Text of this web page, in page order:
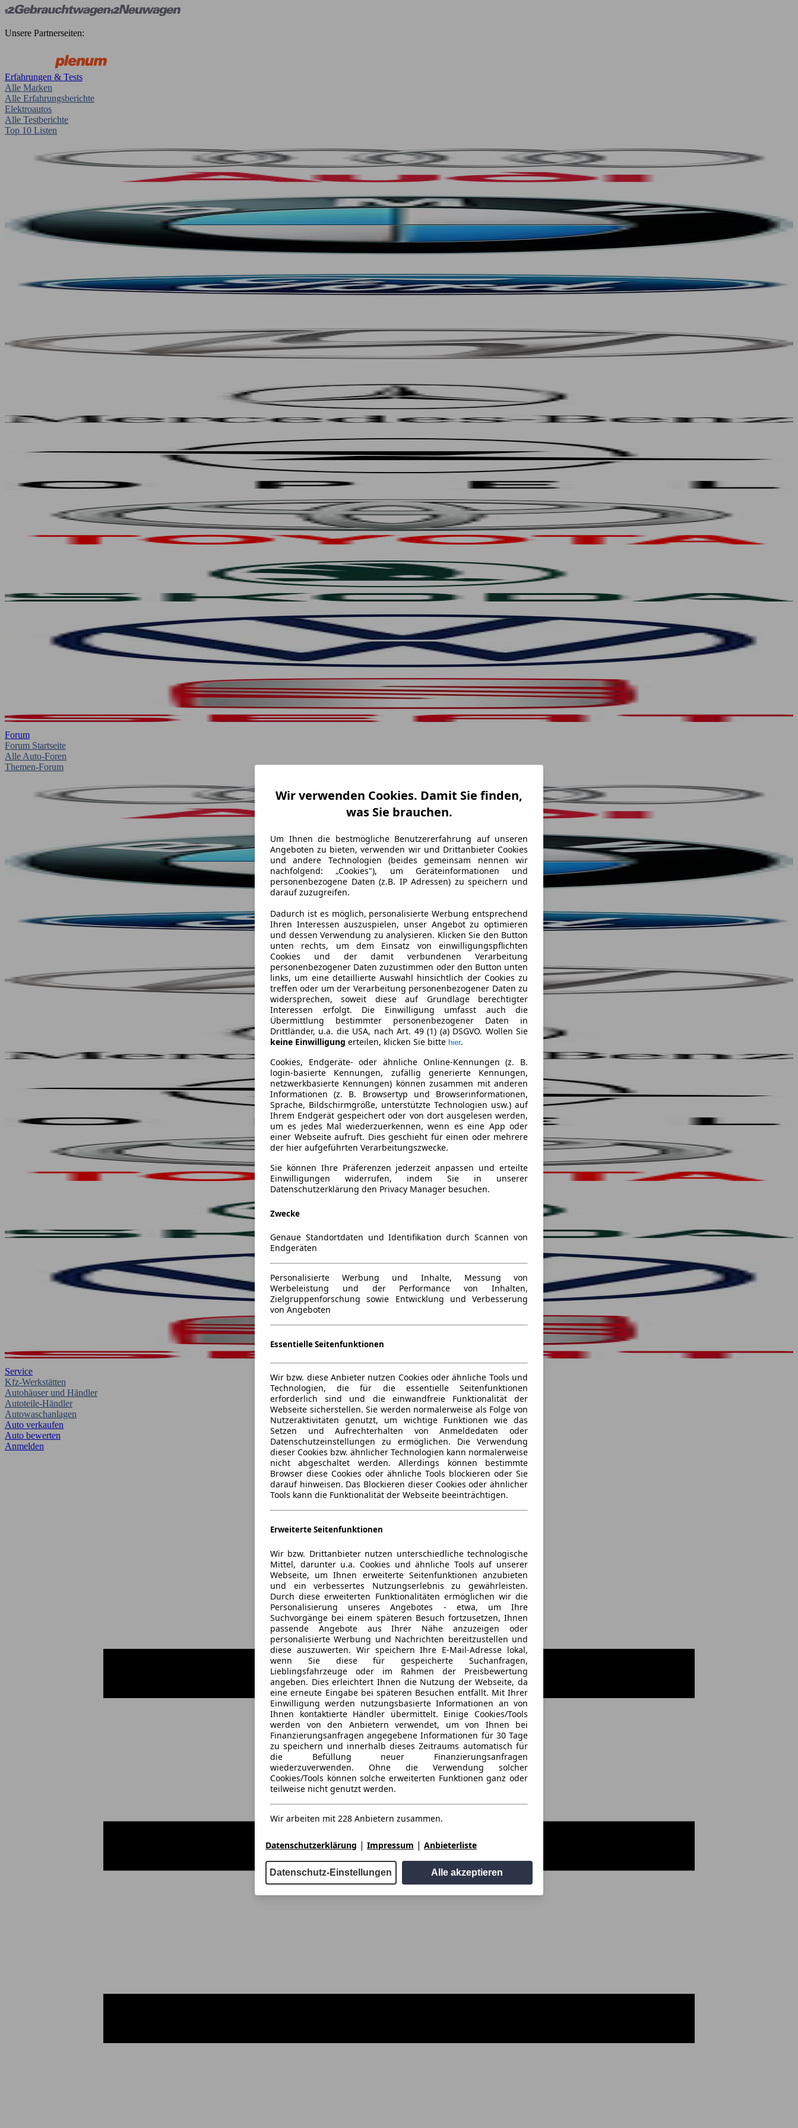
Unsere Partnerseiten:
Erfahrungen & Tests
Alle Marken
Alle Erfahrungsberichte
Elektroautos
Alle Testberichte
Top 10 Listen
Forum
Forum Startseite
Alle Auto-Foren
Themen-Forum
Service
Kfz-Werkstätten
Autohäuser und Händler
Autoteile-Händler
Autowaschanlagen
Auto verkaufen
Auto bewerten
Anmelden
Wir verwenden Cookies. Damit Sie finden,
was Sie brauchen.
Um Ihnen die bestmögliche Benutzererfahrung auf unseren
Angeboten zu bieten, verwenden wir und Drittanbieter Cookies
und andere Technologien (beides gemeinsam nennen wir
nachfolgend: „Cookies"), um Geräteinformationen und
personenbezogene Daten (z.B. IP Adressen) zu speichern und
darauf zuzugreifen.
Dadurch ist es möglich, personalisierte Werbung entsprechend
Ihren Interessen auszuspielen, unser Angebot zu optimieren
und dessen Verwendung zu analysieren. Klicken Sie den Button
unten rechts, um dem Einsatz von einwilligungspflichten
Cookies und der damit verbundenen Verarbeitung
personenbezogener Daten zuzustimmen oder den Button unten
links, um eine detaillierte Auswahl hinsichtlich der Cookies zu
treffen oder um der Verarbeitung personenbezogener Daten zu
widersprechen, soweit diese auf Grundlage berechtigter
Interessen erfolgt. Die Einwilligung umfasst auch die
Übermittlung bestimmter personenbezogener Daten in
Drittländer, u.a. die USA, nach Art. 49 (1) (a) DSGVO. Wollen Sie
keine Einwilligung erteilen, klicken Sie bitte hier.
Cookies, Endgeräte- oder ähnliche Online-Kennungen (z. B.
login-basierte Kennungen, zufällig generierte Kennungen,
netzwerkbasierte Kennungen) können zusammen mit anderen
Informationen (z. B. Browsertyp und Browserinformationen,
Sprache, Bildschirmgröße, unterstützte Technologien usw.) auf
Ihrem Endgerät gespeichert oder von dort ausgelesen werden,
um es jedes Mal wiederzuerkennen, wenn es eine App oder
einer Webseite aufruft. Dies geschieht für einen oder mehrere
der hier aufgeführten Verarbeitungszwecke.
Sie können Ihre Präferenzen jederzeit anpassen und erteilte
Einwilligungen widerrufen, indem Sie in unserer
Datenschutzerklärung den Privacy Manager besuchen.
Zwecke
Genaue Standortdaten und Identifikation durch Scannen von
Endgeräten
Personalisierte Werbung und Inhalte, Messung von
Werbeleistung und der Performance von Inhalten,
Zielgruppenforschung sowie Entwicklung und Verbesserung
von Angeboten
Essentielle Seitenfunktionen
Wir bzw. diese Anbieter nutzen Cookies oder ähnliche Tools und
Technologien, die für die essentielle Seitenfunktionen
erforderlich sind und die einwandfreie Funktionalität der
Webseite sicherstellen. Sie werden normalerweise als Folge von
Nutzeraktivitäten genutzt, um wichtige Funktionen wie das
Setzen und Aufrechterhalten von Anmeldedaten oder
Datenschutzeinstellungen zu ermöglichen. Die Verwendung
dieser Cookies bzw. ähnlicher Technologien kann normalerweise
nicht abgeschaltet werden. Allerdings können bestimmte
Browser diese Cookies oder ähnliche Tools blockieren oder Sie
darauf hinweisen. Das Blockieren dieser Cookies oder ähnlicher
Tools kann die Funktionalität der Webseite beeinträchtigen.
Erweiterte Seitenfunktionen
Wir bzw. Drittanbieter nutzen unterschiedliche technologische
Mittel, darunter u.a. Cookies und ähnliche Tools auf unserer
Webseite, um Ihnen erweiterte Seitenfunktionen anzubieten
und ein verbessertes Nutzungserlebnis zu gewährleisten.
Durch diese erweiterten Funktionalitäten ermöglichen wir die
Personalisierung unseres Angebotes - etwa, um Ihre
Suchvorgänge bei einem späteren Besuch fortzusetzen, Ihnen
passende Angebote aus Ihrer Nähe anzuzeigen oder
personalisierte Werbung und Nachrichten bereitzustellen und
diese auszuwerten. Wir speichern Ihre E-Mail-Adresse lokal,
wenn Sie diese für gespeicherte Suchanfragen,
Lieblingsfahrzeuge oder im Rahmen der Preisbewertung
angeben. Dies erleichtert Ihnen die Nutzung der Webseite, da
eine erneute Eingabe bei späteren Besuchen entfällt. Mit Ihrer
Einwilligung werden nutzungsbasierte Informationen an von
Ihnen kontaktierte Händler übermittelt. Einige Cookies/Tools
werden von den Anbietern verwendet, um von Ihnen bei
Finanzierungsanfragen angegebene Informationen für 30 Tage
zu speichern und innerhalb dieses Zeitraums automatisch für
die Befüllung neuer Finanzierungsanfragen
wiederzuverwenden. Ohne die Verwendung solcher
Cookies/Tools können solche erweiterten Funktionen ganz oder
teilweise nicht genutzt werden.
Wir arbeiten mit 228 Anbietern zusammen.
Datenschutzerklärung | Impressum | Anbieterliste
Datenschutz-Einstellungen Alle akzeptieren